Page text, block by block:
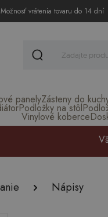
Možnosť vrátenia tovaru do 14 dní
panelyZásteny do
Podložky na stôl
Vinylové koberce
Nápisy